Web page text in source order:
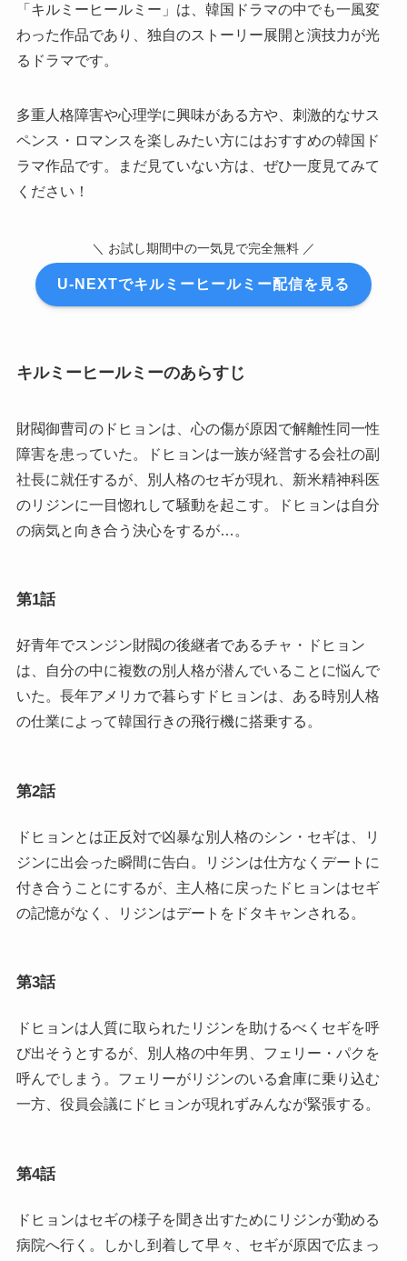
「キルミーヒールミー」は、韓国ドラマの中でも一風変
わった作品であり、独自のストーリー展開と演技力が光
るドラマです。
多重人格障害や心理学に興味がある方や、刺激的なサス
ペンス・ロマンスを楽しみたい方にはおすすめの韓国ド
ラマ作品です。まだ見ていない方は、ぜひ一度見てみて
ください！
＼ お試し期間中の一気見で完全無料 ／
U-NEXTでキルミーヒールミー配信を見る
キルミーヒールミーのあらすじ
財閥御曹司のドヒョンは、心の傷が原因で解離性同一性
障害を患っていた。ドヒョンは一族が経営する会社の副
社長に就任するが、別人格のセギが現れ、新米精神科医
のリジンに一目惚れして騒動を起こす。ドヒョンは自分
の病気と向き合う決心をするが…。
第1話
好青年でスンジン財閥の後継者であるチャ・ドヒョン
は、自分の中に複数の別人格が潜んでいることに悩んで
いた。長年アメリカで暮らすドヒョンは、ある時別人格
の仕業によって韓国行きの飛行機に搭乗する。
第2話
ドヒョンとは正反対で凶暴な別人格のシン・セギは、リ
ジンに出会った瞬間に告白。リジンは仕方なくデートに
付き合うことにするが、主人格に戻ったドヒョンはセギ
の記憶がなく、リジンはデートをドタキャンされる。
第3話
ドヒョンは人質に取られたリジンを助けるべくセギを呼
び出そうとするが、別人格の中年男、フェリー・パクを
呼んでしまう。フェリーがリジンのいる倉庫に乗り込む
一方、役員会議にドヒョンが現れずみんなが緊張する。
第4話
ドヒョンはセギの様子を聞き出すためにリジンが勤める
病院へ行く。しかし到着して早々、セギが原因で広まっ